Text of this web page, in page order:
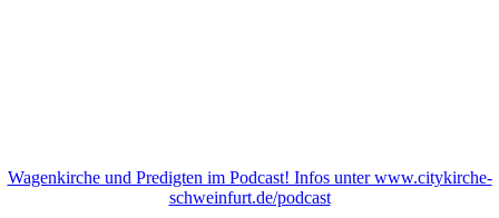
Wagenkirche und Predigten im Podcast! Infos unter www.citykirche-
schweinfurt.de/podcast